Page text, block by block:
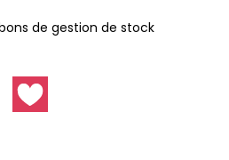
de gestion de stock